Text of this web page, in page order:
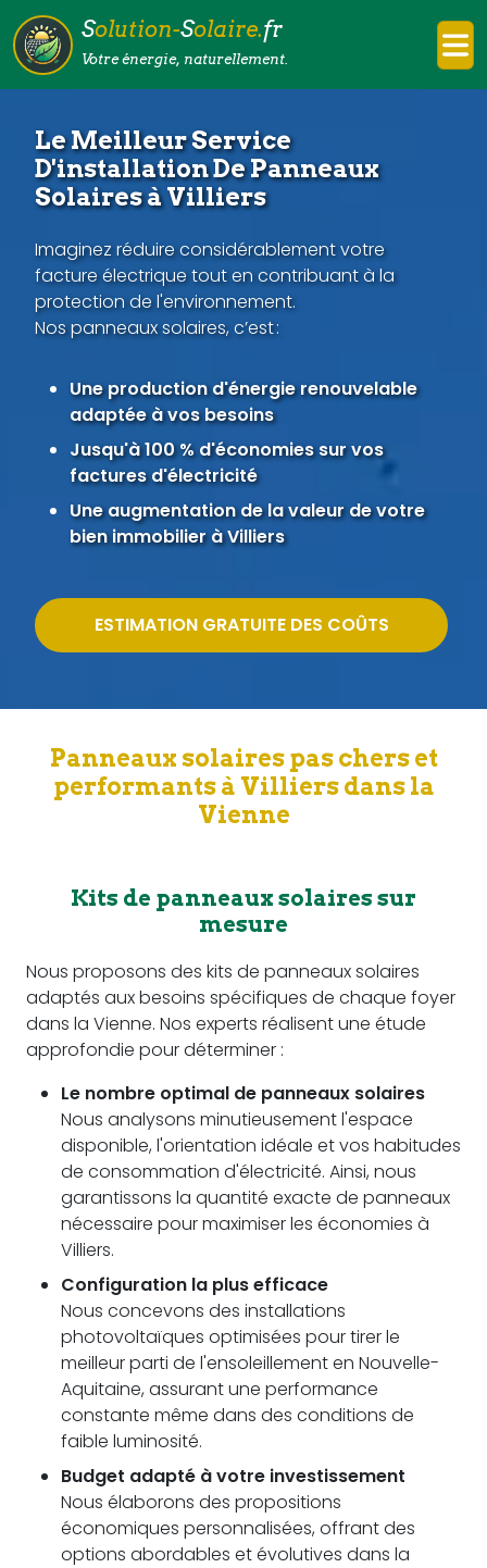
Solution-Solaire.fr
Votre énergie, naturellement.
Le Meilleur Service
D'installation De Panneaux
Solaires à Villiers
Imaginez réduire considérablement votre
facture électrique tout en contribuant à la
protection de l'environnement.
Nos panneaux solaires, c’est :
Une production d'énergie renouvelable
adaptée à vos besoins
Jusqu'à 100 % d'économies sur vos
factures d'électricité
Une augmentation de la valeur de votre
bien immobilier à Villiers
ESTIMATION GRATUITE DES COÛTS
Panneaux solaires pas chers et
performants à Villiers dans la
Vienne
Kits de panneaux solaires sur
mesure
Nous proposons des kits de panneaux solaires
adaptés aux besoins spécifiques de chaque foyer
dans la Vienne. Nos experts réalisent une étude
approfondie pour déterminer :
Le nombre optimal de panneaux solaires
Nous analysons minutieusement l'espace
disponible, l'orientation idéale et vos habitudes
de consommation d'électricité. Ainsi, nous
garantissons la quantité exacte de panneaux
nécessaire pour maximiser les économies à
Villiers.
Configuration la plus efficace
Nous concevons des installations
photovoltaïques optimisées pour tirer le
meilleur parti de l'ensoleillement en Nouvelle-
Aquitaine, assurant une performance
constante même dans des conditions de
faible luminosité.
Budget adapté à votre investissement
Nous élaborons des propositions
économiques personnalisées, offrant des
options abordables et évolutives dans la